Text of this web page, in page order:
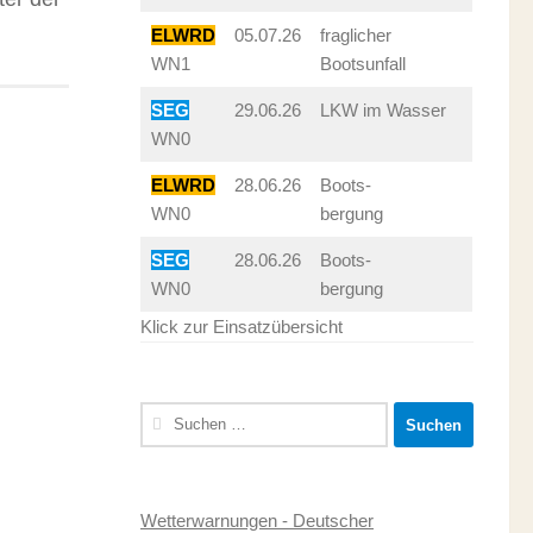
ELWRD
WN1
05.07.26
fraglicher
Bootsunfall
SEG
WN0
29.06.26 LKW im Wasser
ELWRD
WN0
28.06.26
Boots-
bergung
SEG
WN0
28.06.26
Boots-
bergung
Klick zur Einsatzübersicht
Suchen
nach:
Wetterwarnungen - Deutscher